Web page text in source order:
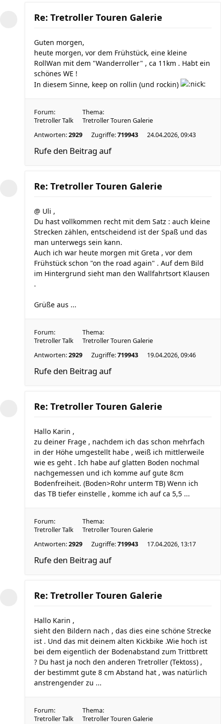
Re: Tretroller Touren Galerie
Guten morgen,
heute morgen, vor dem Frühstück, eine kleine
RollWan mit dem "Wanderroller" , ca 11km . Habt ein
schönes WE !
In diesem Sinne, keep on rollin (und rockin)
Forum:
Tretroller Talk
Thema:
Tretroller Touren Galerie
Antworten:2929 Zugriffe:719943 24.04.2026, 09:43
Rufe den Beitrag auf
Re: Tretroller Touren Galerie
@ Uli ,
Du hast vollkommen recht mit dem Satz : auch kleine
Strecken zählen, entscheidend ist der Spaß und das
man unterwegs sein kann.
Auch ich war heute morgen mit Greta , vor dem
Frühstück schon "on the road again" . Auf dem Bild
im Hintergrund sieht man den Wallfahrtsort Klausen
.
Grüße aus ...
Forum:
Tretroller Talk
Thema:
Tretroller Touren Galerie
Antworten:2929 Zugriffe:719943 19.04.2026, 09:46
Rufe den Beitrag auf
Re: Tretroller Touren Galerie
Hallo Karin ,
zu deiner Frage , nachdem ich das schon mehrfach
in der Höhe umgestellt habe , weiß ich mittlerweile
wie es geht . Ich habe auf glatten Boden nochmal
nachgemessen und ich komme auf gute 8cm
Bodenfreiheit. (Boden>Rohr unterm TB) Wenn ich
das TB tiefer einstelle , komme ich auf ca 5,5 ...
Forum:
Tretroller Talk
Thema:
Tretroller Touren Galerie
Antworten:2929 Zugriffe:719943 17.04.2026, 13:17
Rufe den Beitrag auf
Re: Tretroller Touren Galerie
Hallo Karin ,
sieht den Bildern nach , das dies eine schöne Strecke
ist . Und das mit deinem alten Kickbike .Wie hoch ist
bei dem eigentlich der Bodenabstand zum Trittbrett
? Du hast ja noch den anderen Tretroller (Tektoss) ,
der bestimmt gute 8 cm Abstand hat , was natürlich
anstrengender zu ...
Forum:
Tretroller Talk
Thema:
Tretroller Touren Galerie